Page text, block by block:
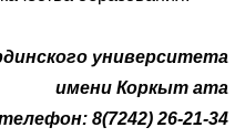
университета
имени Коркыт ата
8(7242) 26-21-34